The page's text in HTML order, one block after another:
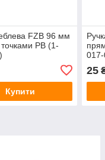
FZB 96 мм
PB (1-
Купити
25